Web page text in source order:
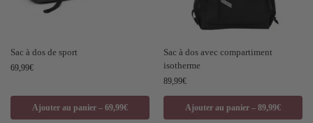
Sac à dos de sport
69,99€
Ajouter au panier – 69,99€
Sac à dos avec compartiment
isotherme
89,99€
Ajouter au panier – 89,99€